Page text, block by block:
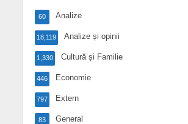
Analize
60
Analize și opinii
18,119
Cultură și Familie
1,330
Economie
446
Extern
797
General
83